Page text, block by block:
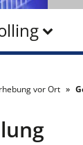
vor Ort